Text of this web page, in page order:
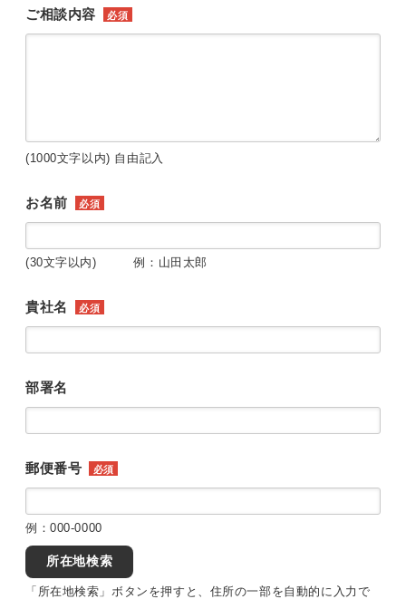
ご相談内容 必須
(1000文字以内) 自由記入
お名前 必須
(30文字以内) 例：山田太郎
貴社名 必須
部署名
郵便番号 必須
例：000-0000
所在地検索
「所在地検索」ボタンを押すと、住所の一部を自動的に入力で